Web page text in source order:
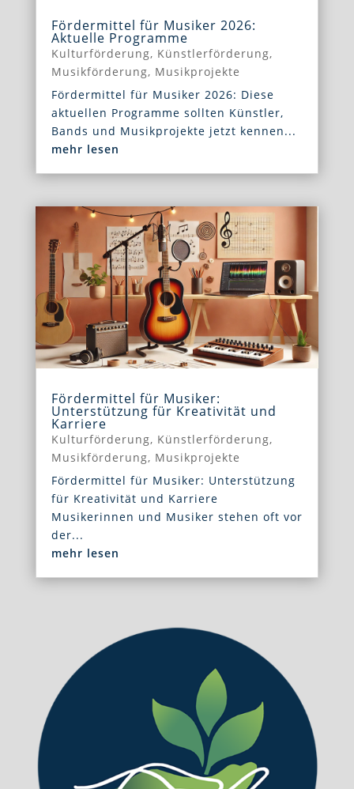
Fördermittel für Musiker 2026:
Aktuelle Programme
Kulturförderung, Künstlerförderung,
Musikförderung, Musikprojekte
Fördermittel für Musiker 2026: Diese
aktuellen Programme sollten Künstler,
Bands und Musikprojekte jetzt kennen...
mehr lesen
Fördermittel für Musiker:
Unterstützung für Kreativität und
Karriere
Kulturförderung, Künstlerförderung,
Musikförderung, Musikprojekte
Fördermittel für Musiker: Unterstützung
für Kreativität und Karriere
Musikerinnen und Musiker stehen oft vor
der...
mehr lesen